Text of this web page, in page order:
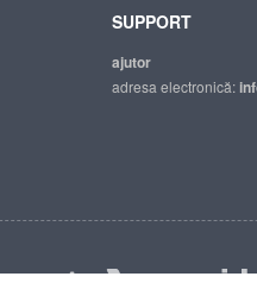
SUPPORT
ajutor
adresa electronică: